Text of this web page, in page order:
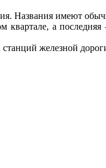
Названия имеют
квартале, а
железной